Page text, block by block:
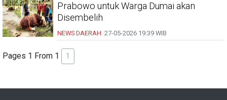
Prabowo untuk Warga Dumai akan
Disembelih
NEWS DAERAH 27-05-2026 19:39 WIB
Pages 1 From 1 1